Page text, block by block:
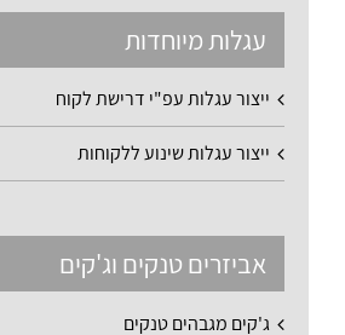
עגלות מיוחדות
ייצור עגלות עפ"י דרישת לקוח
ייצור עגלות שינוע ללקוחות
אביזרים טנקים וג'קים
ג'קים מגבהים טנקים